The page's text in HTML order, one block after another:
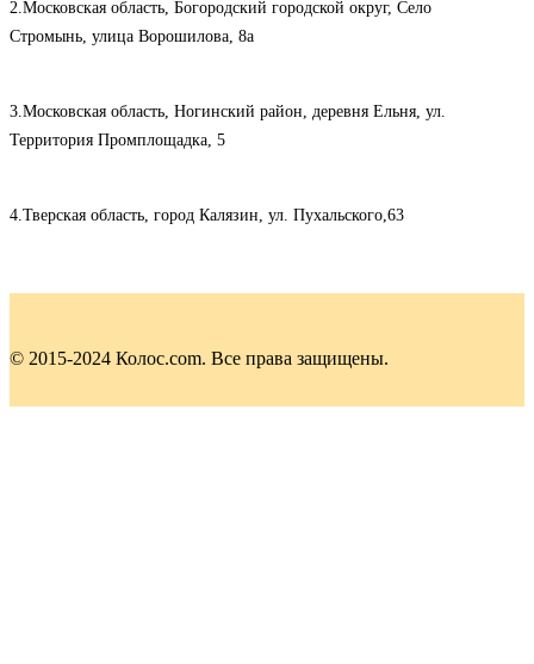
2.Московская область, Богородский городской округ, Село
Стромынь, улица Ворошилова, 8а
3.Московская область, Ногинский район, деревня Ельня, ул.
Территория Промплощадка, 5
4.Тверская область, город Калязин, ул. Пухальского,63
© 2015-2024 Колос.com. Все права защищены.